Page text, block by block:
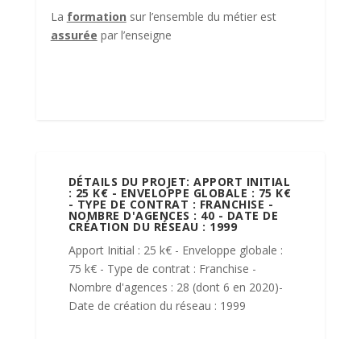
La formation sur l’ensemble du métier est
assurée par l’enseigne
DÉTAILS DU PROJET: APPORT INITIAL
: 25 K€ - ENVELOPPE GLOBALE : 75 K€
- TYPE DE CONTRAT : FRANCHISE -
NOMBRE D'AGENCES : 40 - DATE DE
CRÉATION DU RÉSEAU : 1999
Apport Initial : 25 k€ - Enveloppe globale :
75 k€ - Type de contrat : Franchise -
Nombre d'agences : 28 (dont 6 en 2020)-
Date de création du réseau : 1999